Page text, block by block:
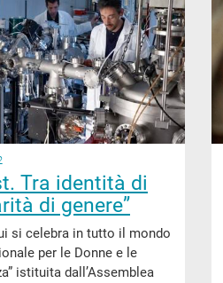
Tra identità di
di genere”
si celebra in tutto il mondo
per le Donne e le
istituita dall’Assemblea